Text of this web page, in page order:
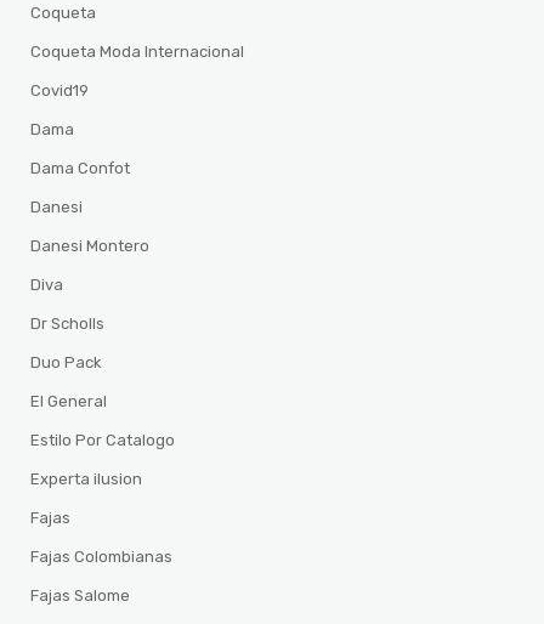
Coqueta
Coqueta Moda Internacional
Covid19
Dama
Dama Confot
Danesi
Danesi Montero
Diva
Dr Scholls
Duo Pack
El General
Estilo Por Catalogo
Experta ilusion
Fajas
Fajas Colombianas
Fajas Salome